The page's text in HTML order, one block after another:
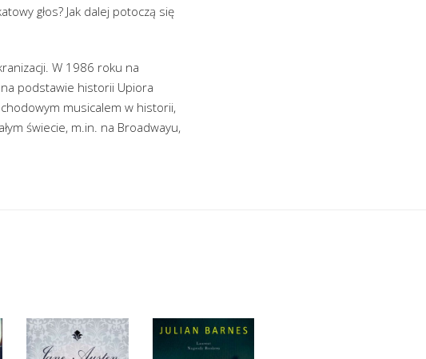
głos? Jak dalej potoczą się
W 1986 roku na
podstawie historii Upiora
musicalem w historii,
świecie, m.in. na Broadwayu,